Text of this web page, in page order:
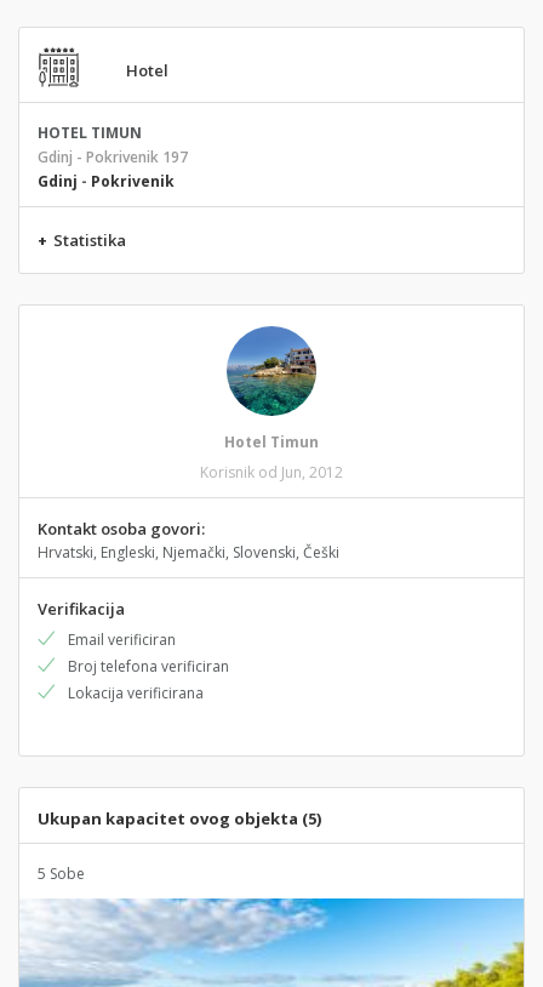
Hotel
HOTEL TIMUN
Gdinj - Pokrivenik 197
Gdinj - Pokrivenik
+ Statistika
Hotel Timun
Korisnik od Jun, 2012
Kontakt osoba govori:
Hrvatski, Engleski, Njemački, Slovenski, Češki
Verifikacija
Email verificiran
Broj telefona verificiran
Lokacija verificirana
Ukupan kapacitet ovog objekta (5)
5 Sobe